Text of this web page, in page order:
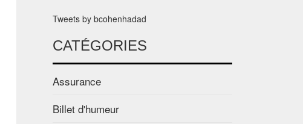
Tweets by bcohenhadad
CATÉGORIES
Assurance
Billet d'humeur